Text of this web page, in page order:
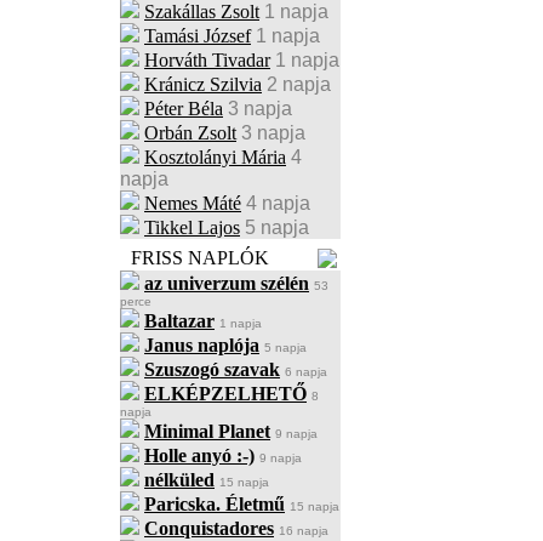
Szakállas Zsolt 1 napja
Tamási József 1 napja
Horváth Tivadar 1 napja
Kránicz Szilvia 2 napja
Péter Béla 3 napja
Orbán Zsolt 3 napja
Kosztolányi Mária 4
napja
Nemes Máté 4 napja
Tikkel Lajos 5 napja
FRISS NAPLÓK
az univerzum szélén 53
perce
Baltazar 1 napja
Janus naplója 5 napja
Szuszogó szavak 6 napja
ELKÉPZELHETŐ 8
napja
Minimal Planet 9 napja
Holle anyó :-) 9 napja
nélküled 15 napja
Paricska. Életmű 15 napja
Conquistadores 16 napja